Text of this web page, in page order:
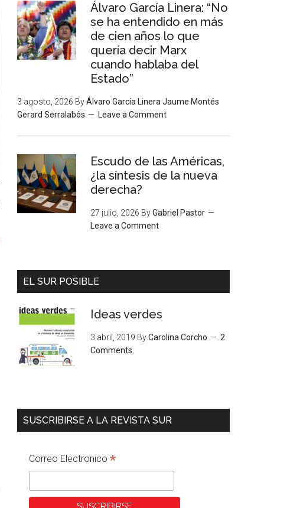
Álvaro García Linera: “No
se ha entendido en más
de cien años lo que
quería decir Marx
cuando hablaba del
Estado”
3 agosto, 2026 ByÁlvaro García Linera Jaume Montés
Gerard Serralabós
Leave a Comment
Escudo de las Américas,
¿la síntesis de la nueva
derecha?
27 julio, 2026 ByGabriel Pastor
Leave a Comment
EL SUR POSIBLE
Ideas verdes
3 abril, 2019 ByCarolina Corcho
2
Comments
SUSCRIBIRSE A LA REVISTA SUR
Correo Electronico *